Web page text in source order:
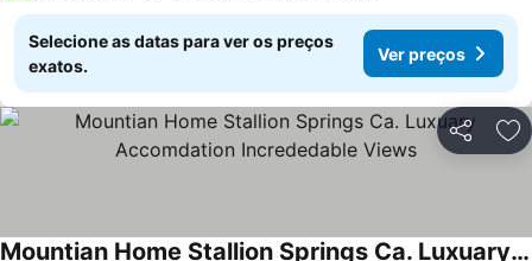
Selecione as datas para ver os preços
exatos.
Ver preços
Partilhar
Mountian Home Stallion Springs Ca. Luxuary Accomdation Incrededable Views